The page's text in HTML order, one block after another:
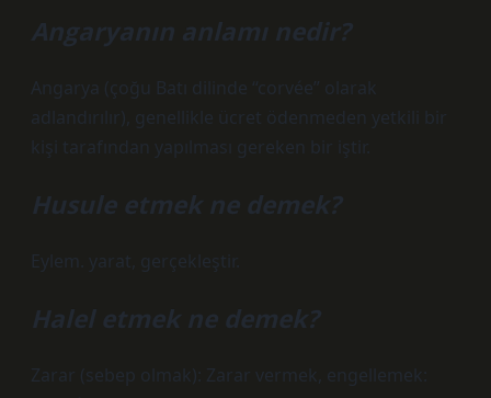
Angaryanın anlamı nedir?
Angarya (çoğu Batı dilinde “corvée” olarak
adlandırılır), genellikle ücret ödenmeden yetkili bir
kişi tarafından yapılması gereken bir iştir.
Husule etmek ne demek?
Eylem. yarat, gerçekleştir.
Halel etmek ne demek?
Zarar (sebep olmak): Zarar vermek, engellemek: